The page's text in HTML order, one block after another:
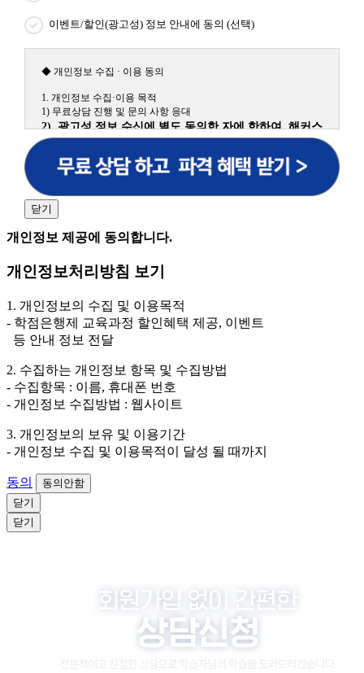
이벤트/할인(광고성) 정보 안내에 동의 (선택)
◆ 개인정보 수집 · 이용 동의
1. 개인정보 수집·이용 목적
1) 무료상담 진행 및 문의 사항 응대
2) 광고성 정보 수신에 별도 동의한 자에 한하여 해커스
원격평생교육원을 비롯한 해커스 교육그룹의 새로운 서
비스 신상품이나 이벤트, 최신 정보 안내 등 신청자의 취
향에 맞는 최적의 서비스를 제공하기 위함.
어, 해커스일본어, 해커스잡, 해커스금융, 해커스임용, 해커스공무
원, 해커스경찰, 해커스소방, 해커스공인중개사, 해커스주택관리
사, 해커스편입 등)
3. 개인정보 보유/이용 기간: 법령상 정하는 경우를 제
외하고는 회원탈퇴 시까지 이용 및 보관합니다. 단, 비회
원이거나 상담 시로부터 3년 이내 탈퇴하는 자의 경우,
소비자 불만 또는 분쟁처리를 위해 3년간 보관합니다.
의 경우에는 상담 신청이 제한됩니다.
닫기
개인정보 제공에 동의합니다.
개인정보처리방침 보기
1. 개인정보의 수집 및 이용목적
- 학점은행제 교육과정 할인혜택 제공, 이벤트
등 안내 정보 전달
2. 수집하는 개인정보 항목 및 수집방법
- 수집항목 : 이름, 휴대폰 번호
- 개인정보 수집방법 : 웹사이트
3. 개인정보의 보유 및 이용기간
- 개인정보 수집 및 이용목적이 달성 될 때까지
동의
동의안함
닫기
닫기